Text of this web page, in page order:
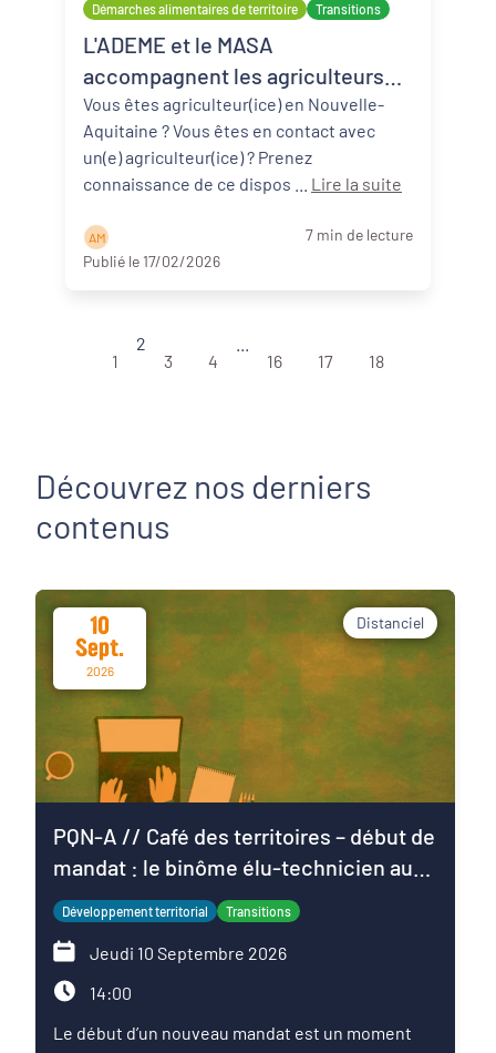
Démarches alimentaires de territoire Transitions
L'ADEME et le MASA
accompagnent les agriculteurs
face au changement climatique
Vous êtes agriculteur(ice) en Nouvelle-
Aquitaine ? Vous êtes en contact avec
un(e) agriculteur(ice) ? Prenez
Lire la suite
A M
7 min de lecture
Publié le 17/02/2026
1
2
3
4
16
17 18
Découvrez nos derniers
contenus
10
Sept.
2026
Distanciel
PQN-A // Café des territoires – début de
mandat : le binôme élu-technicien au
service du projet de territoire
Développement territorial Transitions
Jeudi 10 Septembre 2026
14:00
Le début d’un nouveau mandat est un moment